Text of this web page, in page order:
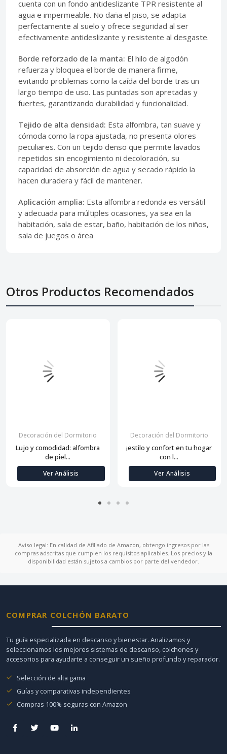
cuenta con un fondo antideslizante TPR resistente al
agua e impermeable. No daña el piso, se adapta
perfectamente al suelo y ofrece seguridad al ser
efectivamente antideslizante y resistente al desgaste.
Borde reforzado de la manta: El hilo de algodón
refuerza y bloquea el borde de manera firme,
evitando problemas como la caída del borde tras un
largo tiempo de uso. Las puntadas son apretadas y
fuertes, garantizando durabilidad y funcionalidad.
Tejido de alta densidad: Esta alfombra, tan suave y
cómoda como la ropa ajustada, no presenta olores
peculiares. Con un tejido denso que permite lavados
repetidos sin encogimiento ni decoloración, su
capacidad de absorción de agua y secado rápido la
hacen duradera y fácil de mantener.
Aplicación amplia: Esta alfombra redonda es versátil
y adecuada para múltiples ocasiones, ya sea en la
habitación, sala de estar, baño, habitación de los niños,
sala de juegos o área
Otros Productos Recomendados
Decoración del Dormitorio
Lujo y comodidad: alfombra
de piel...
Ver Análisis
Decoración del Dormitorio
¡estilo y confort en tu hogar
con l...
Ver Análisis
Aviso legal: En calidad de Afiliado de Amazon, obtengo ingresos por las
compras adscritas que cumplen los requisitos aplicables. Los precios y la
disponibilidad están sujetos a cambios por parte del vendedor.
COMPRAR COLCHÓN BARATO
Tu guía especializada en descanso y bienestar. Analizamos y
seleccionamos los mejores sistemas de descanso, colchones y
accesorios para ayudarte a conseguir un sueño profundo y reparador.
Selección de alta gama
Guías y comparativas independientes
Compras 100% seguras con Amazon